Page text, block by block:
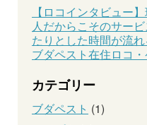
【ロコインタビュー
人だからこそのサー
たりとした時間が流
ブダペスト在住ロコ
カテゴリー
ブダペスト (1)